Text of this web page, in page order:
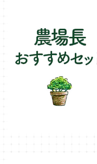
イチゴをおいしく育てたい
マロウ・ハーブ苗
ヒソップ・ハーブ苗
オレガノ・ハーブ苗
樹脂製 / プラ製プランター
ファイバー製プランター
ブリキ製プランター
オーニング
シェード
テーブル・チェア・ベンチ